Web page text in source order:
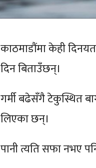
काठमाडौंमा केही
दिन बिताउँछन्।
गर्मी बढेसँगै टेकुस्थित
लिएका छन्।
पानी त्यति सफा नभए